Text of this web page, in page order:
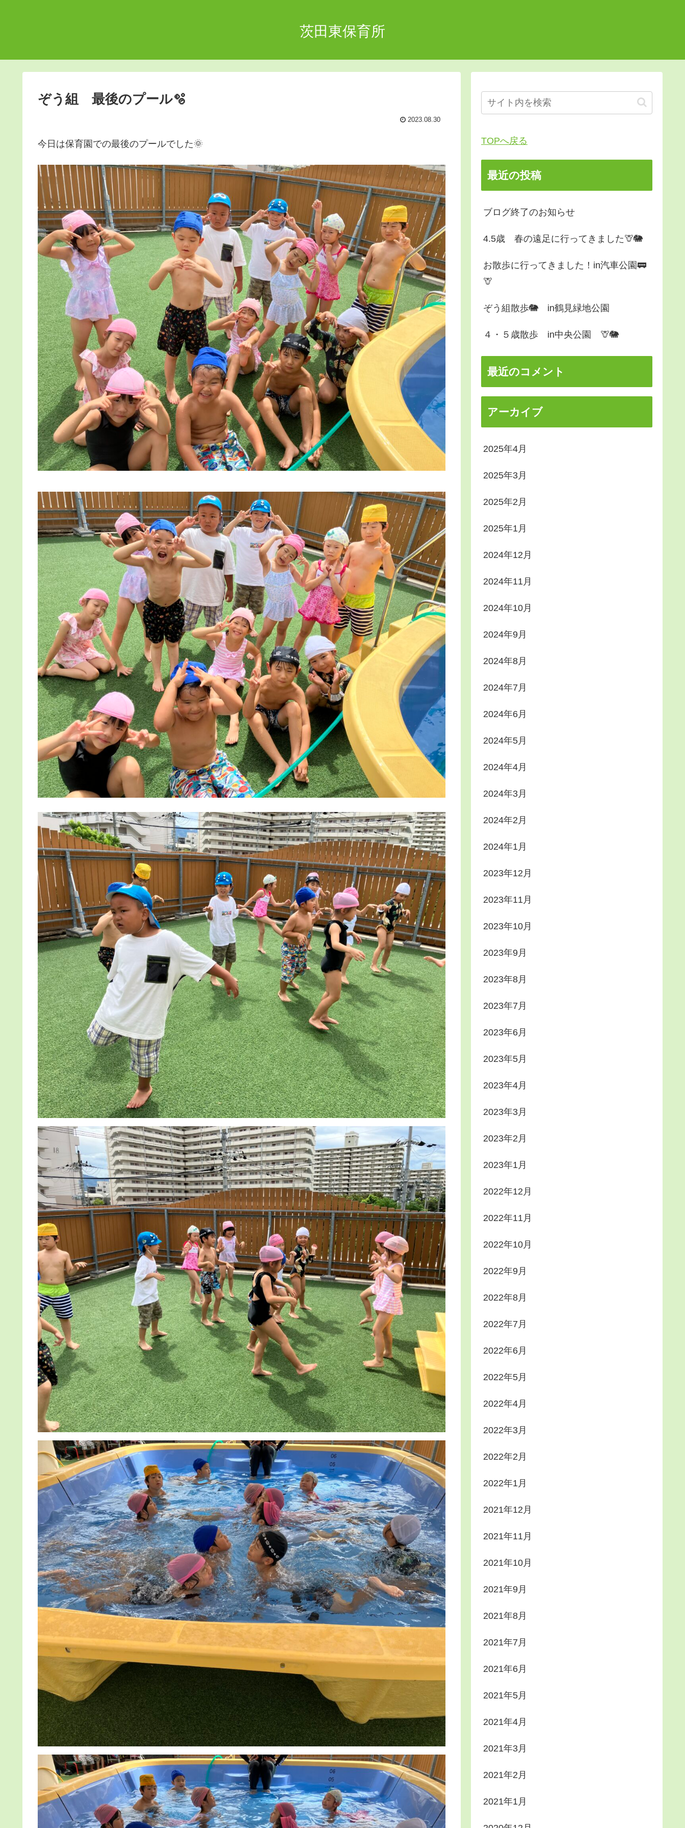
茨田東保育所
ぞう組 最後のプール🫧
2023.08.30
今日は保育園での最後のプールでした🌞 TOPへ戻る
最近の投稿
ブログ終了のお知らせ
4.5歳 春の遠足に行ってきました🦒🐘
お散歩に行ってきました！in汽車公園🚃
🦒
ぞう組散歩🐘 in鶴見緑地公園
４・５歳散歩 in中央公園 🦒🐘
最近のコメント
アーカイブ
2025年4月
2025年3月
2025年2月
2025年1月
2024年12月
2024年11月
2024年10月
2024年9月
2024年8月
2024年7月
2024年6月
2024年5月
2024年4月
2024年3月
2024年2月
2024年1月
2023年12月
2023年11月
2023年10月
2023年9月
2023年8月
2023年7月
2023年6月
2023年5月
2023年4月
2023年3月
2023年2月
2023年1月
2022年12月
2022年11月
2022年10月
2022年9月
2022年8月
2022年7月
2022年6月
2022年5月
2022年4月
2022年3月
2022年2月
2022年1月
2021年12月
2021年11月
2021年10月
2021年9月
2021年8月
2021年7月
2021年6月
2021年5月
2021年4月
2021年3月
2021年2月
2021年1月